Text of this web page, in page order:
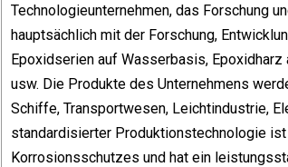
Technologieunternehmen, das Forschung
hauptsächlich mit der Forschung,
Epoxidserien auf Wasserbasis,
usw. Die Produkte des Unternehmens
Schiffe, Transportwesen, Leichtindustrie,
standardisierter Produktionstechnologie
Korrosionsschutzes und hat ein